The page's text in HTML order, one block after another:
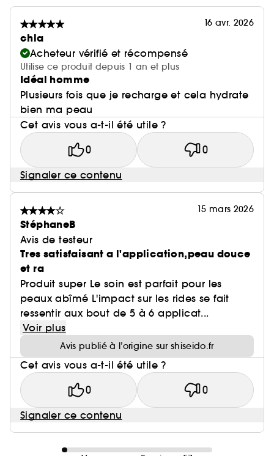
16 avr. 2026
chla
Acheteur vérifié et récompensé
Utilise ce produit depuis 1 an et plus
Idéal homme
Plusieurs fois que je recharge et cela hydrate
bien ma peau
Cet avis vous a-t-il été utile ?
0 0
Signaler ce contenu
15 mars 2026
StéphaneB
Avis de testeur
Tres satisfaisant a l'application,peau douce
et ra
Produit super Le soin est parfait pour les
peaux abîmé L'impact sur les rides se fait
ressentir aux bout de 5 à 6 applicat...
Voir plus
Avis publié à l’origine sur shiseido.fr
Cet avis vous a-t-il été utile ?
0 0
Signaler ce contenu